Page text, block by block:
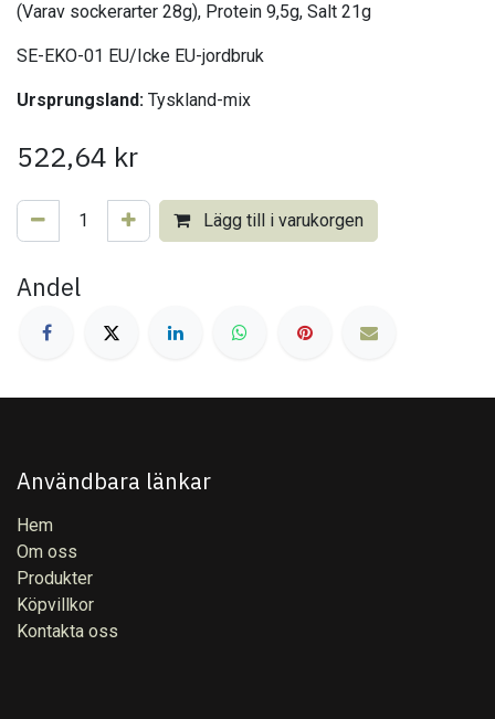
(Varav sockerarter 28g), Protein 9,5g, Salt 21g
SE-EKO-01 EU/Icke EU-jordbruk
Ursprungsland: Tyskland-mix
522,64 kr
Lägg till i varukorgen
Andel
Användbara länkar
Hem
Om oss
Produkter
Köpvillkor
Kontakta oss